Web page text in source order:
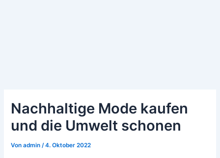
Nachhaltige Mode kaufen
und die Umwelt schonen
Vonadmin/4. Oktober 2022